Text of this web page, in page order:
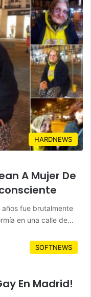
HARDNEWS
A Mujer De
fue brutalmente
en una calle de…
SOFTNEWS
En Madrid!